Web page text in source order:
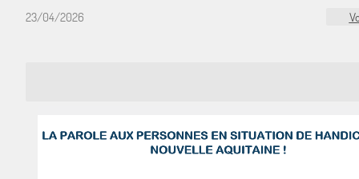
23/04/2026